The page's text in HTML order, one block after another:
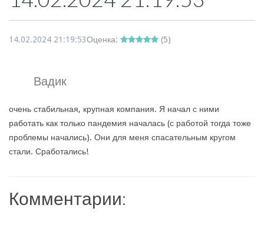
14.02.2024 21:19:53Оценка: (5)
Вадик
очень стабильная, крупная компания. Я начал с ними
работать как только пандемия началась (с работой тогда тоже
проблемы начались). Они для меня спасательным кругом
стали. Сработались!
Комментарии: